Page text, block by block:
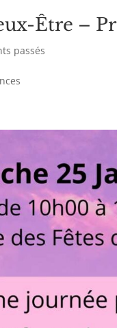
Être –
passés